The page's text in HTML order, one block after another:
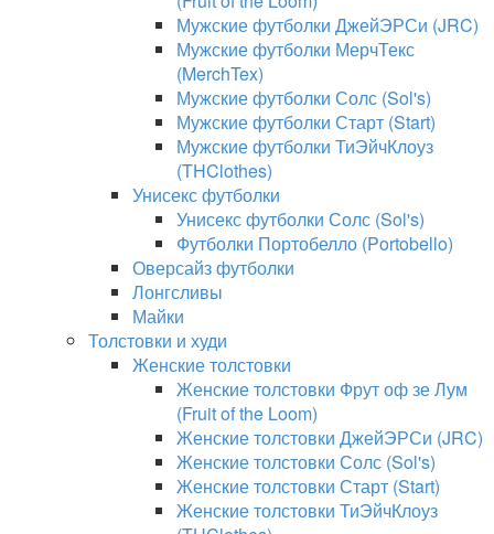
Мужские футболки ДжейЭРСи (JRC)
Мужские футболки МерчТекс
(MerchTex)
Мужские футболки Солс (Sol's)
Мужские футболки Старт (Start)
Мужские футболки ТиЭйчКлоуз
(THClothes)
Унисекс футболки
Унисекс футболки Солс (Sol's)
Футболки Портобелло (Portobello)
Оверсайз футболки
Лонгсливы
Майки
Толстовки и худи
Женские толстовки
Женские толстовки Фрут оф зе Лум
(Fruit of the Loom)
Женские толстовки ДжейЭРСи (JRC)
Женские толстовки Солс (Sol's)
Женские толстовки Старт (Start)
Женские толстовки ТиЭйчКлоуз